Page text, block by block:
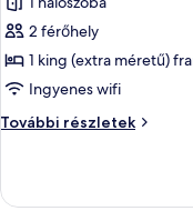
képének
megtekintése:
Executive
szoba
kétszemélyes
ággyal,
(Studio)
2 férőhely
1 king (extra méretű)
Ingyenes wifi
További részletek
Executive
nemdohányzó